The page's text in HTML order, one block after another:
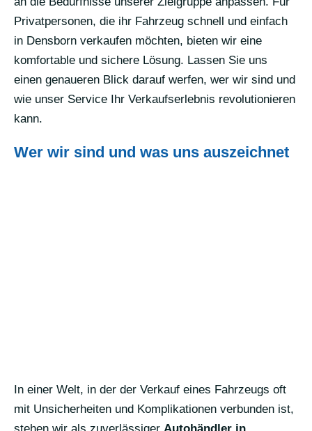
Privatpersonen, die ihr Fahrzeug schnell und einfach
in Densborn verkaufen möchten, bieten wir eine
komfortable und sichere Lösung. Lassen Sie uns
einen genaueren Blick darauf werfen, wer wir sind und
wie unser Service Ihr Verkaufserlebnis revolutionieren
kann.
Wer wir sind und was uns auszeichnet
In einer Welt, in der der Verkauf eines Fahrzeugs oft
mit Unsicherheiten und Komplikationen verbunden ist,